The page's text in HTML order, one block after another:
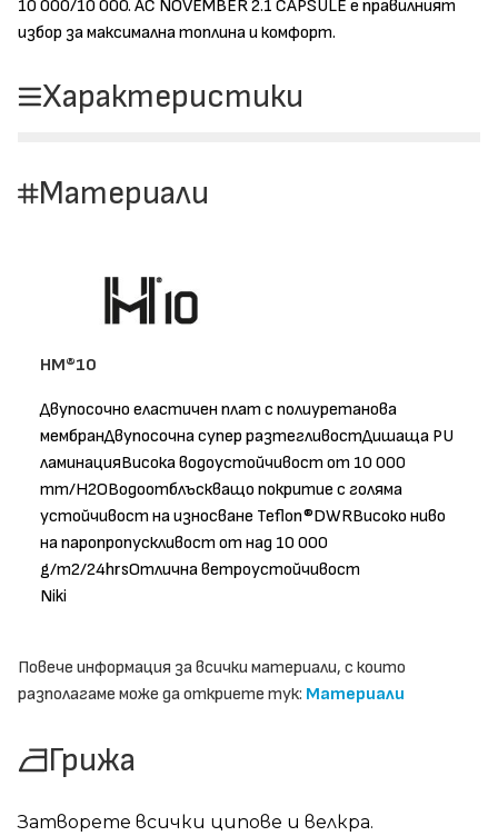
10 000/10 000. AC NOVEMBER 2.1 CAPSULE е правилният
избор за максимална топлина и комфорт.
Характеристики
Материали
HM®10
Двупосочно еластичен плат с полиуретанова
мембранДвупосочна супер разтегливостДишаща PU
ламинацияВисока водоустойчивост от 10 000
mm/H2OВодоотблъскващо покритие с голяма
устойчивост на износване Teflon®DWRВисоко ниво
на паропропускливост от над 10 000
g/m2/24hrsОтлична ветроустойчивост
Niki
Повече информация за всички материали, с които
разполагаме може да откриете тук: Материали
Грижа
Затворете всички ципове и велкра.